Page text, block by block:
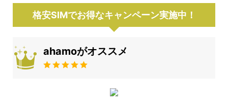
格安SIMでお得なキャンペーン実施中！
ahamoがオススメ